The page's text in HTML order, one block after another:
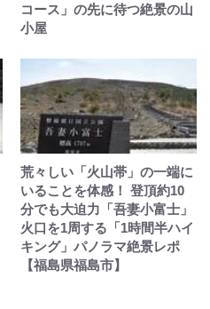
コース」の先に待つ絶景の山
小屋
荒々しい「火山帯」の一端に
いることを体感！ 登頂約10
分でも大迫力「吾妻小富士」
火口を1周する「1時間半ハイ
キング」パノラマ絶景レポ
【福島県福島市】